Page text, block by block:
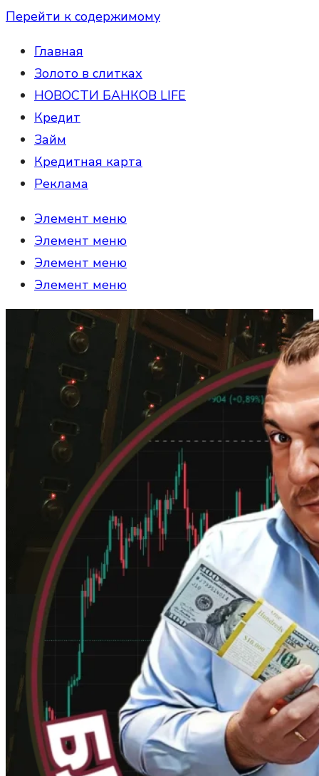
Перейти к содержимому
Главная
Золото в слитках
НОВОСТИ БАНКОВ LIFE
Кредит
Займ
Кредитная карта
Реклама
Элемент меню
Элемент меню
Элемент меню
Элемент меню